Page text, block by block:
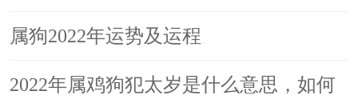
换工作，如果能够将手头的业务顺利完
成的话，那么他们所取得的成就必然不
属狗2022年运势及运程
2022年属鸡狗犯太岁是什么意思，如何